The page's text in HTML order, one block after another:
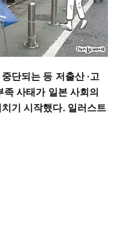
단되는 등 저출산 ·고
사태가 일본 사회의
기 시작했다. 일러스트